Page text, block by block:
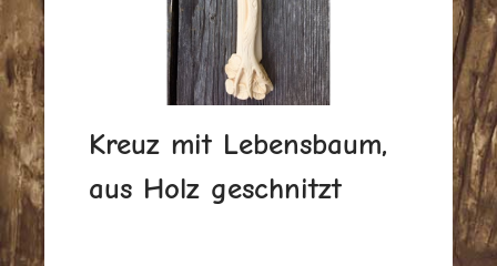
Kreuz mit Lebensbaum,
aus Holz geschnitzt